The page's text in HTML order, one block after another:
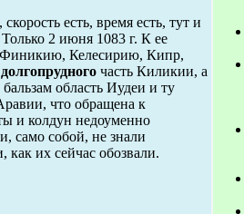
есть, время есть, тут и
2 июня 1083 г. К ее
Финикию, Келесирию, Кипр,
часть Киликии, а
область Иудеи и ту
что обращена к
и колдун недоуменно
само собой, не знали
их сейчас обозвали.